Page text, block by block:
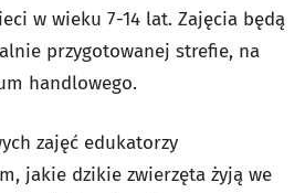
w wieku 7-14 lat. Zajęcia będą
przygotowanej strefie, na
handlowego.
zajęć edukatorzy
jakie dzikie zwierzęta żyją we